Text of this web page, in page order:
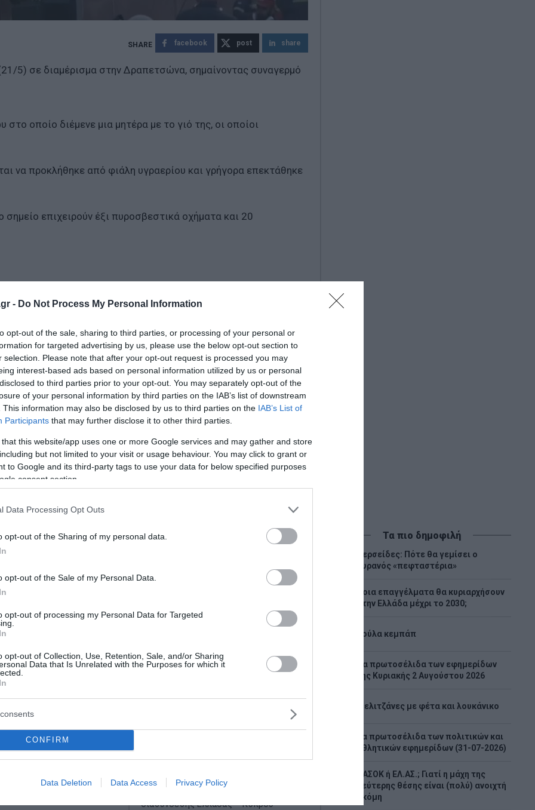
- Do Not Process My Personal Information
opt-out of the sale, sharing to third parties, or processing of your personal or
for targeted advertising by us, please use the below opt-out section to
selection. Please note that after your opt-out request is processed you may
interest-based ads based on personal information utilized by us or personal
to third parties prior to your opt-out. You may separately opt-out of the
of your personal information by third parties on the IAB’s list of downstream
This information may also be disclosed by us to third parties on the IAB’s List of
Participants that may further disclose it to other third parties.
that this website/app uses one or more Google services and may gather and store
but not limited to your visit or usage behaviour. You may click to grant or
to Google and its third-party tags to use your data for below specified purposes
consent section.
Data Processing Opt Outs
opt-out of the Sharing of my personal data.
opt-out of the Sale of my Personal Data.
opt-out of processing my Personal Data for Targeted
opt-out of Collection, Use, Retention, Sale, and/or Sharing
Data that Is Unrelated with the Purposes for which it
CONFIRM
Data Deletion Data Access Privacy Policy
facebook post share
5) σε διαμέρισμα στην Δραπετσώνα, σημαίνοντας συναγερμό
οποίο διέμενε μια μητέρα με το γιό της, οι οποίοι
να προκλήθηκε από φιάλη υγραερίου και γρήγορα επεκτάθηκε
επιχειρούν έξι πυροσβεστικά οχήματα και 20
στο δάσος της Στροφυλιάς
γρήγορη διάχυση αλλά δεν σημαίνει ότι τέλειωσε»
Lykavitos.gr στο Google News
όλες τις ειδήσεις
αγνοούμενο
ανήκει η
βρέθηκε στη Σύμη
τουρίστα, τα ίχνη
από το
τις πρωινές
Γαλλική «ασπίδα» για το
καλώδιο Ελλάδας – Κύπρου:
Πώς επιχειρείται η
Great Sea Interconnector ενισχύει τη
διασύνδεσης Ελλάδας – Κύπρου
Τα πιο δημοφιλή
Περσείδες: Πότε θα γεμίσει ο
ουρανός «πεφταστέρια»
Ποια επαγγέλματα θα κυριαρχήσουν
στην Ελλάδα μέχρι το 2030;
Λούλα κεμπάπ
Tα πρωτοσέλιδα των εφημερίδων
της Κυριακής 2 Αυγούστου 2026
Μελιτζάνες με φέτα και λουκάνικο
Τα πρωτοσέλιδα των πολιτικών και
αθλητικών εφημερίδων (31-07-2026)
ΠΑΣΟΚ ή ΕΛ.ΑΣ.; Γιατί η μάχη της
δεύτερης θέσης είναι (πολύ) ανοιχτή
ακόμη